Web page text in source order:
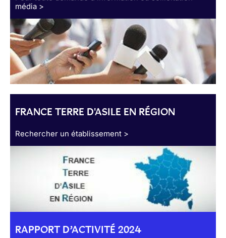
média >
FRANCE TERRE D'ASILE EN RÉGION
Rechercher un établissement >
RAPPORT D’ACTIVITÉ 2024